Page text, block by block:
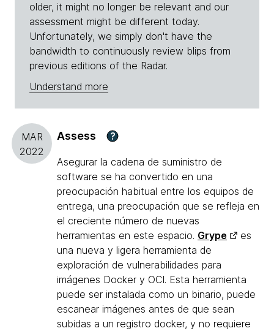
older, it might no longer be relevant and our
assessment might be different today.
Unfortunately, we simply don't have the
bandwidth to continuously review blips from
previous editions of the Radar.
Understand more
MAR
2022
Assess ?
Asegurar la cadena de suministro de
software se ha convertido en una
preocupación habitual entre los equipos de
entrega, una preocupación que se refleja en
el creciente número de nuevas
herramientas en este espacio. Grype
es
una nueva y ligera herramienta de
exploración de vulnerabilidades para
imágenes Docker y OCI. Esta herramienta
puede ser instalada como un binario, puede
escanear imágenes antes de que sean
subidas a un registro docker, y no requiere